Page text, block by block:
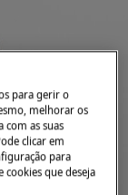
para gerir o
melhorar os
com as suas
clicar em
para
cookies que deseja